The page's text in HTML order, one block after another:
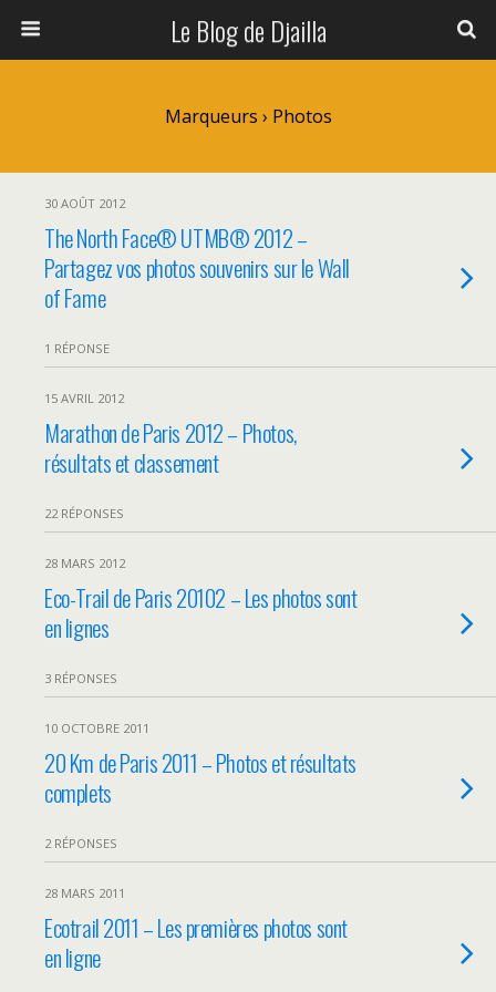
Le Blog de Djailla
Marqueurs › Photos
30 AOÛT 2012
The North Face® UTMB® 2012 –
Partagez vos photos souvenirs sur le Wall
of Fame
1 RÉPONSE
15 AVRIL 2012
Marathon de Paris 2012 – Photos,
résultats et classement
22 RÉPONSES
28 MARS 2012
Eco-Trail de Paris 20102 – Les photos sont
en lignes
3 RÉPONSES
10 OCTOBRE 2011
20 Km de Paris 2011 – Photos et résultats
complets
2 RÉPONSES
28 MARS 2011
Ecotrail 2011 – Les premières photos sont
en ligne